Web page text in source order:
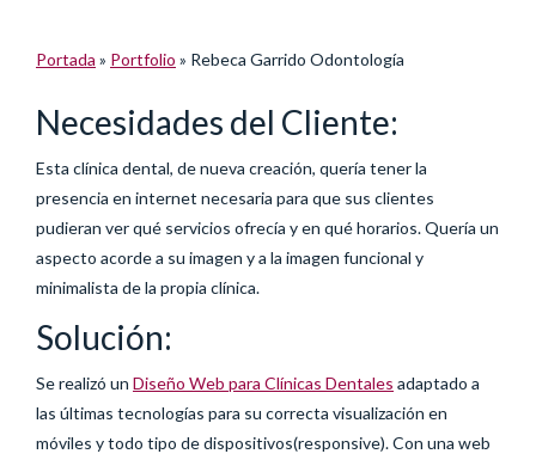
Portada » Portfolio » Rebeca Garrido Odontología
Necesidades del Cliente:
Esta clínica dental, de nueva creación, quería tener la
presencia en internet necesaria para que sus clientes
pudieran ver qué servicios ofrecía y en qué horarios. Quería un
aspecto acorde a su imagen y a la imagen funcional y
minimalista de la propia clínica.
Solución:
Se realizó un Diseño Web para Clínicas Dentales adaptado a
las últimas tecnologías para su correcta visualización en
móviles y todo tipo de dispositivos(responsive). Con una web